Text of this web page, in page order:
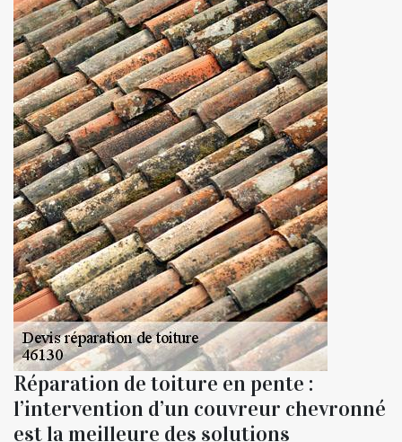
Réparation de toiture en pente :
l’intervention d’un couvreur chevronné
est la meilleure des solutions